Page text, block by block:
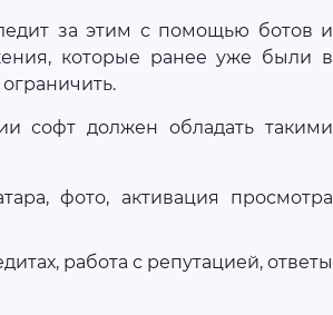
за этим с помощью ботов и
которые ранее уже были в
софт должен обладать такими
фото, активация просмотра
работа с репутацией, ответы